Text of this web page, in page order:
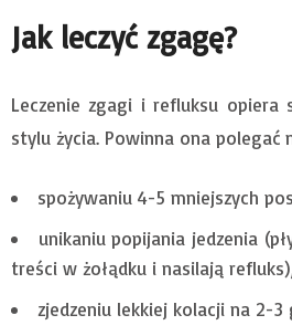
Jak leczyć zgagę?
Leczenie zgagi i refluksu opiera
stylu życia. Powinna ona polegać
spożywaniu 4-5 mniejszych
unikaniu popijania jedzenia
treści w żołądku i nasilają
zjedzeniu lekkiej kolacji na 2-3